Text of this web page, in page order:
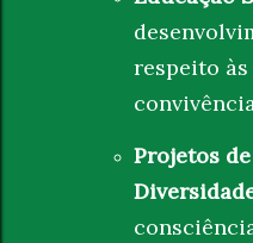
respeito
Projetos